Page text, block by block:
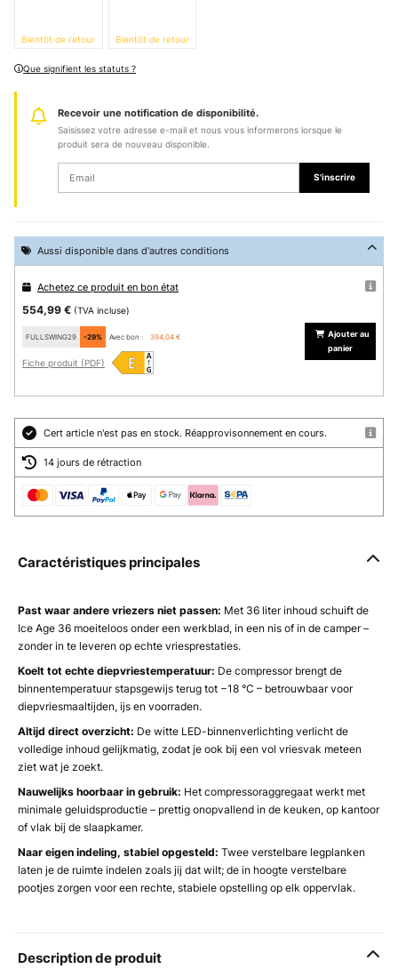
Bientôt de retour Bientôt de retour
Que signifient les statuts ?
Recevoir une notification de disponibilité.
Saisissez votre adresse e-mail et nous vous informerons lorsque le
produit sera de nouveau disponible.
S'inscrire
Aussi disponible dans d'autres conditions
Achetez ce produit en bon état
554,99 € (TVA incluse)
FULLSWING29 -29% Avec bon : 394,04 €
Fiche produit (PDF)
Ajouter au
panier
Cert article n'est pas en stock. Réapprovisonnement en cours.
14 jours de rétraction
Caractéristiques principales
Past waar andere vriezers niet passen: Met 36 liter inhoud schuift de
Ice Age 36 moeiteloos onder een werkblad, in een nis of in de camper –
zonder in te leveren op echte vriesprestaties.
Koelt tot echte diepvriestemperatuur: De compressor brengt de
binnentemperatuur stapsgewijs terug tot −18 °C – betrouwbaar voor
diepvriesmaaltijden, ijs en voorraden.
Altijd direct overzicht: De witte LED-binnenverlichting verlicht de
volledige inhoud gelijkmatig, zodat je ook bij een vol vriesvak meteen
ziet wat je zoekt.
Nauwelijks hoorbaar in gebruik: Het compressoraggregaat werkt met
minimale geluidsproductie – prettig onopvallend in de keuken, op kantoor
of vlak bij de slaapkamer.
Naar eigen indeling, stabiel opgesteld: Twee verstelbare legplanken
laten je de ruimte indelen zoals jij dat wilt; de in hoogte verstelbare
pootjes zorgen voor een rechte, stabiele opstelling op elk oppervlak.
Description de produit